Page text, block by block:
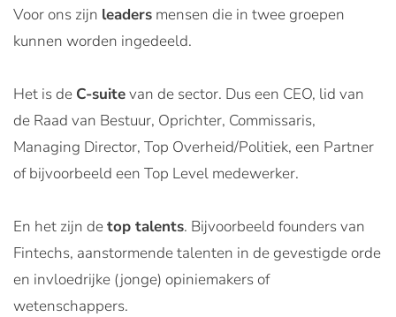
Voor ons zijn leaders mensen die in twee groepen
kunnen worden ingedeeld.
Het is de C-suitevan de sector. Dus een CEO, lid van
de Raad van Bestuur, Oprichter, Commissaris,
Managing Director, Top Overheid/Politiek, een Partner
of bijvoorbeeld een Top Level medewerker.
En het zijn detop talents. Bijvoorbeeld founders van
Fintechs, aanstormende talenten in de gevestigde orde
en invloedrijke (jonge) opiniemakers of
wetenschappers.